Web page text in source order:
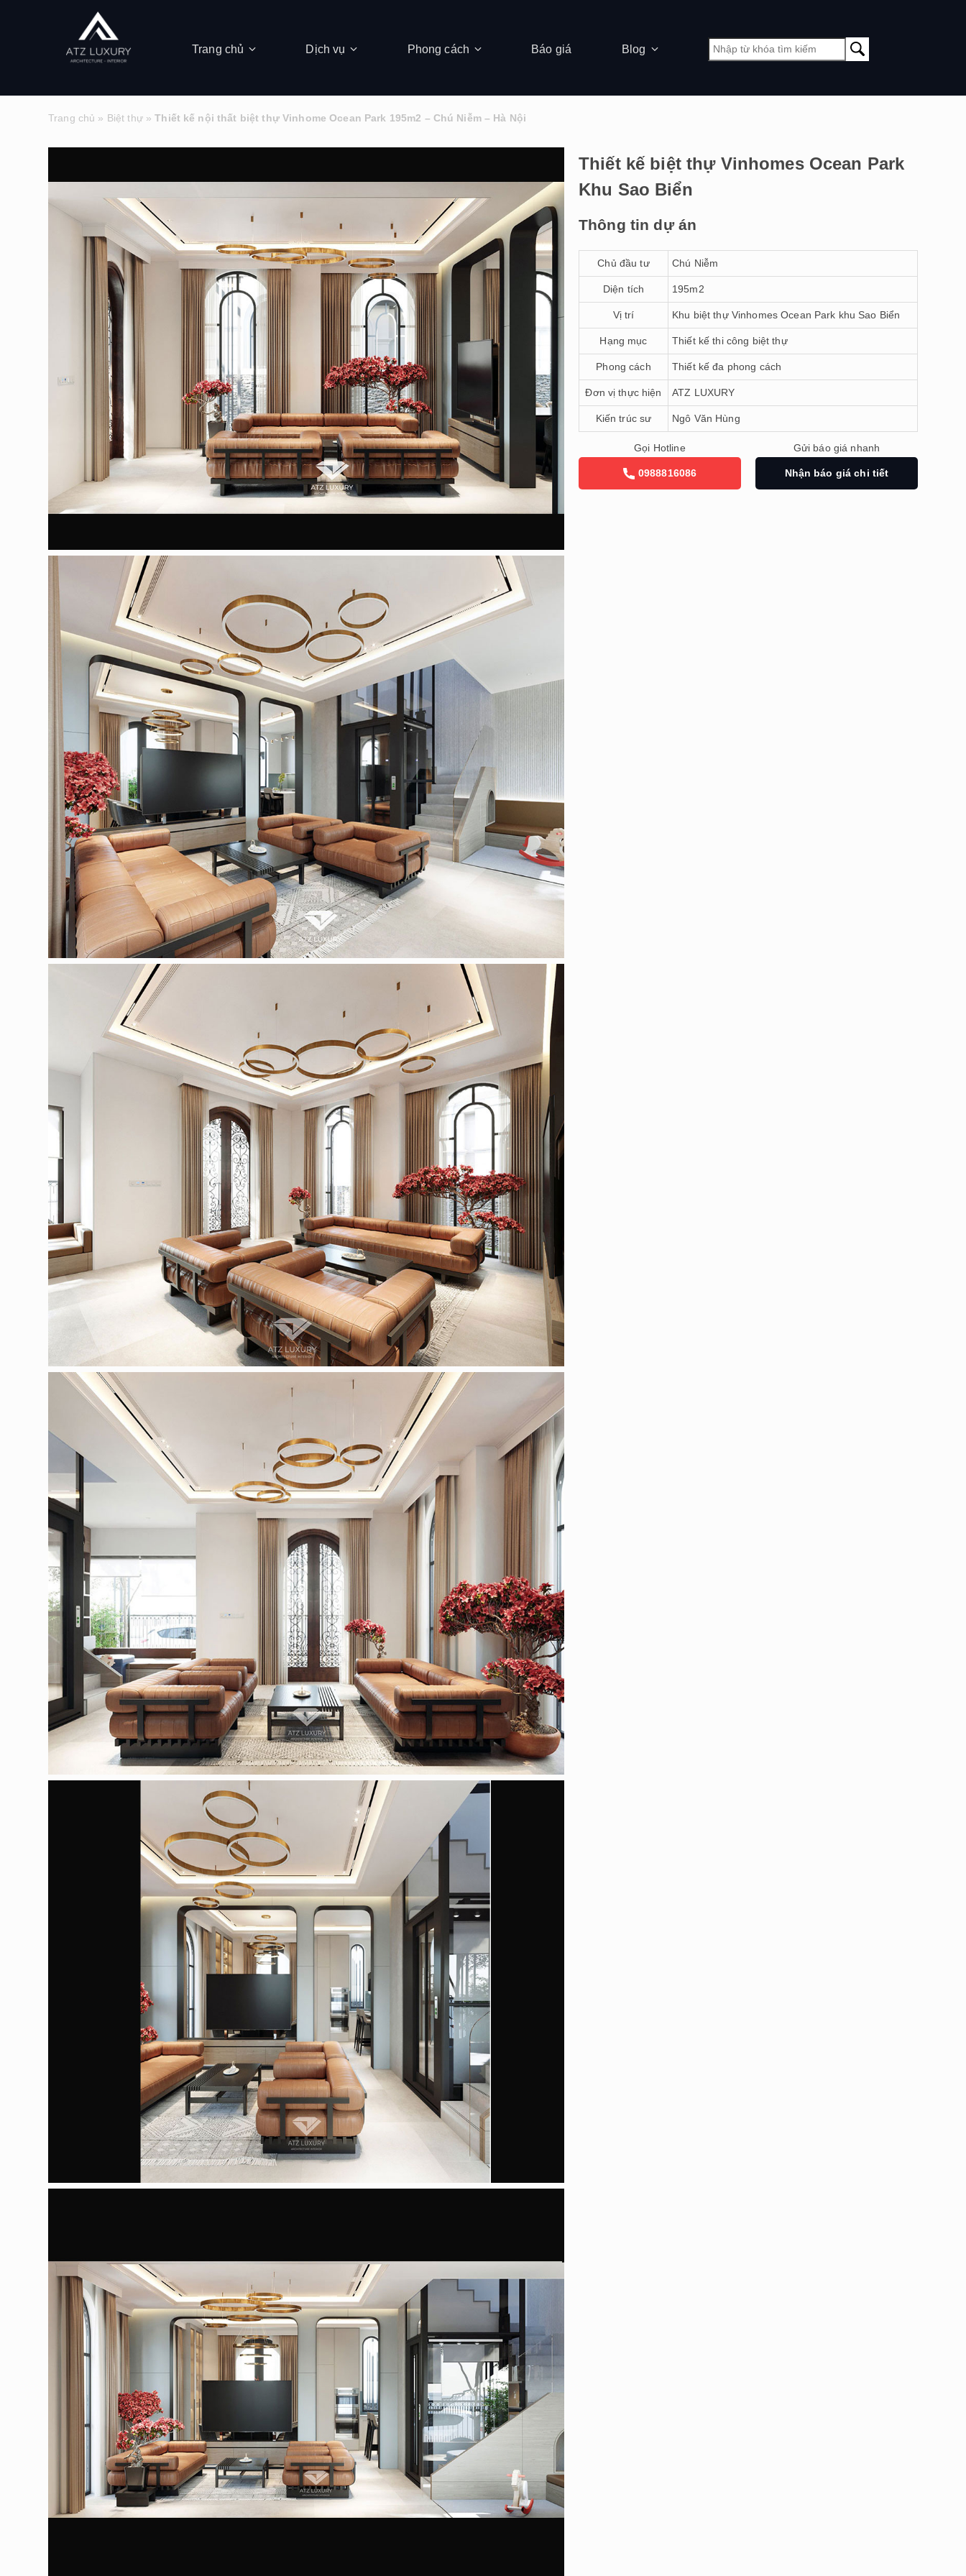
Trang chủ Dịch vụ Phong cách Báo giá Blog
Trang chủ » Biệt thự»Thiết kế nội thất biệt thự Vinhome Ocean Park 195m2 – Chú Niễm – Hà Nội
Thiết kế biệt thự Vinhomes Ocean Park
Khu Sao Biển
Thông tin dự án
Chủ đầu tư Chú Niễm
Diện tích 195m2
Vị trí Khu biệt thự Vinhomes Ocean Park khu Sao Biển
Hạng mục Thiết kế thi công biệt thự
Phong cách Thiết kế đa phong cách
Đơn vị thực hiện ATZ LUXURY
Kiến trúc sư Ngô Văn Hùng
Gọi Hotline
0988816086
Gửi báo giá nhanh
Nhận báo giá chi tiết